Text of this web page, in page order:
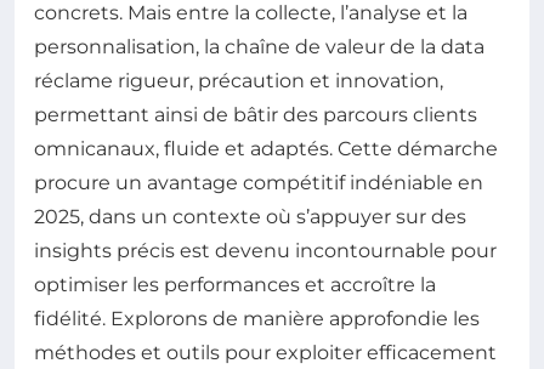
concrets. Mais entre la collecte, l’analyse et la
personnalisation, la chaîne de valeur de la data
réclame rigueur, précaution et innovation,
permettant ainsi de bâtir des parcours clients
omnicanaux, fluide et adaptés. Cette démarche
procure un avantage compétitif indéniable en
2025, dans un contexte où s’appuyer sur des
insights précis est devenu incontournable pour
optimiser les performances et accroître la
fidélité. Explorons de manière approfondie les
méthodes et outils pour exploiter efficacement